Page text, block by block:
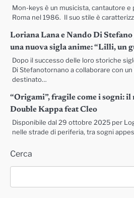
Mon-keys è un musicista, cantautore
Roma nel 1986. Il suo stile è
Loriana Lana e Nando Di
una nuova sigla anime: “Lilli, un
Dopo il successo delle loro storiche
Di Stefanotornano a collaborare con
destinato…
“Origami”, fragile come i sogni:
Double Kappa feat Cleo
Disponibile dal 29 ottobre 2025 per
nelle strade di periferia, tra sogni
Cerca